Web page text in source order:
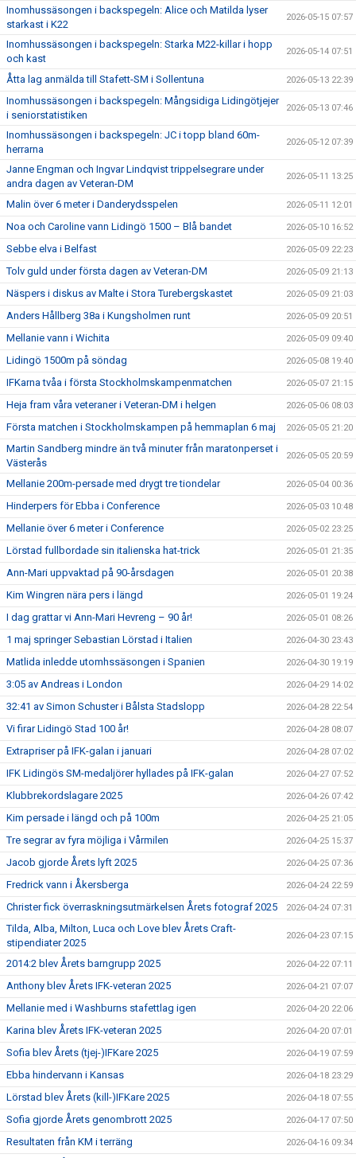
Inomhussäsongen i backspegeln: Alice och Matilda lyser
starkast i K22
2026-05-15 07:57
Inomhussäsongen i backspegeln: Starka M22-killar i hopp
och kast
2026-05-14 07:51
Åtta lag anmälda till Stafett-SM i Sollentuna 2026-05-13 22:39
Inomhussäsongen i backspegeln: Mångsidiga Lidingötjejer
i seniorstatistiken
2026-05-13 07:46
Inomhussäsongen i backspegeln: JC i topp bland 60m-
herrarna
2026-05-12 07:39
Janne Engman och Ingvar Lindqvist trippelsegrare under
andra dagen av Veteran-DM
2026-05-11 13:25
Malin över 6 meter i Danderydsspelen 2026-05-11 12:01
Noa och Caroline vann Lidingö 1500 – Blå bandet 2026-05-10 16:52
Sebbe elva i Belfast 2026-05-09 22:23
Tolv guld under första dagen av Veteran-DM 2026-05-09 21:13
Näspers i diskus av Malte i Stora Turebergskastet 2026-05-09 21:03
Anders Hållberg 38a i Kungsholmen runt 2026-05-09 20:51
Mellanie vann i Wichita 2026-05-09 09:40
Lidingö 1500m på söndag 2026-05-08 19:40
IFKarna tvåa i första Stockholmskampenmatchen 2026-05-07 21:15
Heja fram våra veteraner i Veteran-DM i helgen 2026-05-06 08:03
Första matchen i Stockholmskampen på hemmaplan 6 maj 2026-05-05 21:20
Martin Sandberg mindre än två minuter från maratonperset i
Västerås
2026-05-05 20:59
Mellanie 200m-persade med drygt tre tiondelar 2026-05-04 00:36
Hinderpers för Ebba i Conference 2026-05-03 10:48
Mellanie över 6 meter i Conference 2026-05-02 23:25
Lörstad fullbordade sin italienska hat-trick 2026-05-01 21:35
Ann-Mari uppvaktad på 90-årsdagen 2026-05-01 20:38
Kim Wingren nära pers i längd 2026-05-01 19:24
I dag grattar vi Ann-Mari Hevreng – 90 år! 2026-05-01 08:26
1 maj springer Sebastian Lörstad i Italien 2026-04-30 23:43
Matlida inledde utomhssäsongen i Spanien 2026-04-30 19:19
3:05 av Andreas i London 2026-04-29 14:02
32:41 av Simon Schuster i Bålsta Stadslopp 2026-04-28 22:54
Vi firar Lidingö Stad 100 år! 2026-04-28 08:07
Extrapriser på IFK-galan i januari 2026-04-28 07:02
IFK Lidingös SM-medaljörer hyllades på IFK-galan 2026-04-27 07:52
Klubbrekordslagare 2025 2026-04-26 07:42
Kim persade i längd och på 100m 2026-04-25 21:05
Tre segrar av fyra möjliga i Vårmilen 2026-04-25 15:37
Jacob gjorde Årets lyft 2025 2026-04-25 07:36
Fredrick vann i Åkersberga 2026-04-24 22:59
Christer fick överraskningsutmärkelsen Årets fotograf 2025 2026-04-24 07:31
Tilda, Alba, Milton, Luca och Love blev Årets Craft-
stipendiater 2025
2026-04-23 07:15
2014:2 blev Årets barngrupp 2025 2026-04-22 07:11
Anthony blev Årets IFK-veteran 2025 2026-04-21 07:07
Mellanie med i Washburns stafettlag igen 2026-04-20 22:06
Karina blev Årets IFK-veteran 2025 2026-04-20 07:01
Sofia blev Årets (tjej-)IFKare 2025 2026-04-19 07:59
Ebba hindervann i Kansas 2026-04-18 23:29
Lörstad blev Årets (kill-)IFKare 2025 2026-04-18 07:55
Sofia gjorde Årets genombrott 2025 2026-04-17 07:50
Resultaten från KM i terräng 2026-04-16 09:34